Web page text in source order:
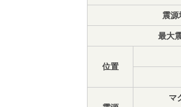
震源
最大
位置
マ